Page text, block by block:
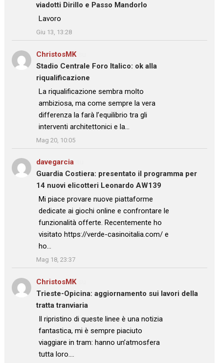
viadotti Dirillo e Passo Mandorlo
: “Lavoro
”
Giu 13, 13:28
ChristosMKsu
Stadio Centrale Foro Italico: ok alla
riqualificazione
: “La riqualificazione sembra molto
ambiziosa, ma come sempre la vera
differenza la farà l’equilibrio tra gli
interventi architettonici e la…
”
Mag 20, 10:05
davegarcia
Guardia Costiera: presentato il programma per
14 nuovi elicotteri Leonardo AW139
: “Mi piace provare nuove piattaforme
dedicate ai giochi online e confrontare le
funzionalità offerte. Recentemente ho
visitato https://verde-casinoitalia.com/ e
ho…
”
Mag 18, 23:37
ChristosMKsu
Trieste-Opicina: aggiornamento sui lavori della
tratta tranviaria
: “
Il ripristino di queste linee è una notizia
fantastica, mi è sempre piaciuto
viaggiare in tram: hanno un’atmosfera
tutta loro.…
”